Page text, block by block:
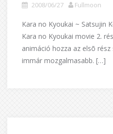
2008/06/27 Fullmoon
Kara no Kyoukai ~ Satsujin
Kara no Kyoukai movie 2.
animáció hozza az elsõ
immár mozgalmasabb. […]